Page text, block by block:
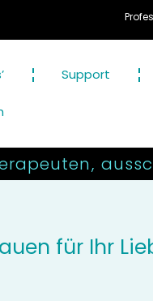
Professionelle Audio-
Support
für Ihr